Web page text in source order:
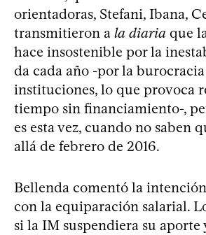
orientadoras, Stefani, Ibana,
transmitieron a la diaria que
hace insostenible por la
da cada año -por la
instituciones, lo que provoca
tiempo sin financiamiento-,
es esta vez, cuando no saben
allá de febrero de 2016.
Bellenda comentó la
con la equiparación salarial.
si la IM suspendiera su aporte